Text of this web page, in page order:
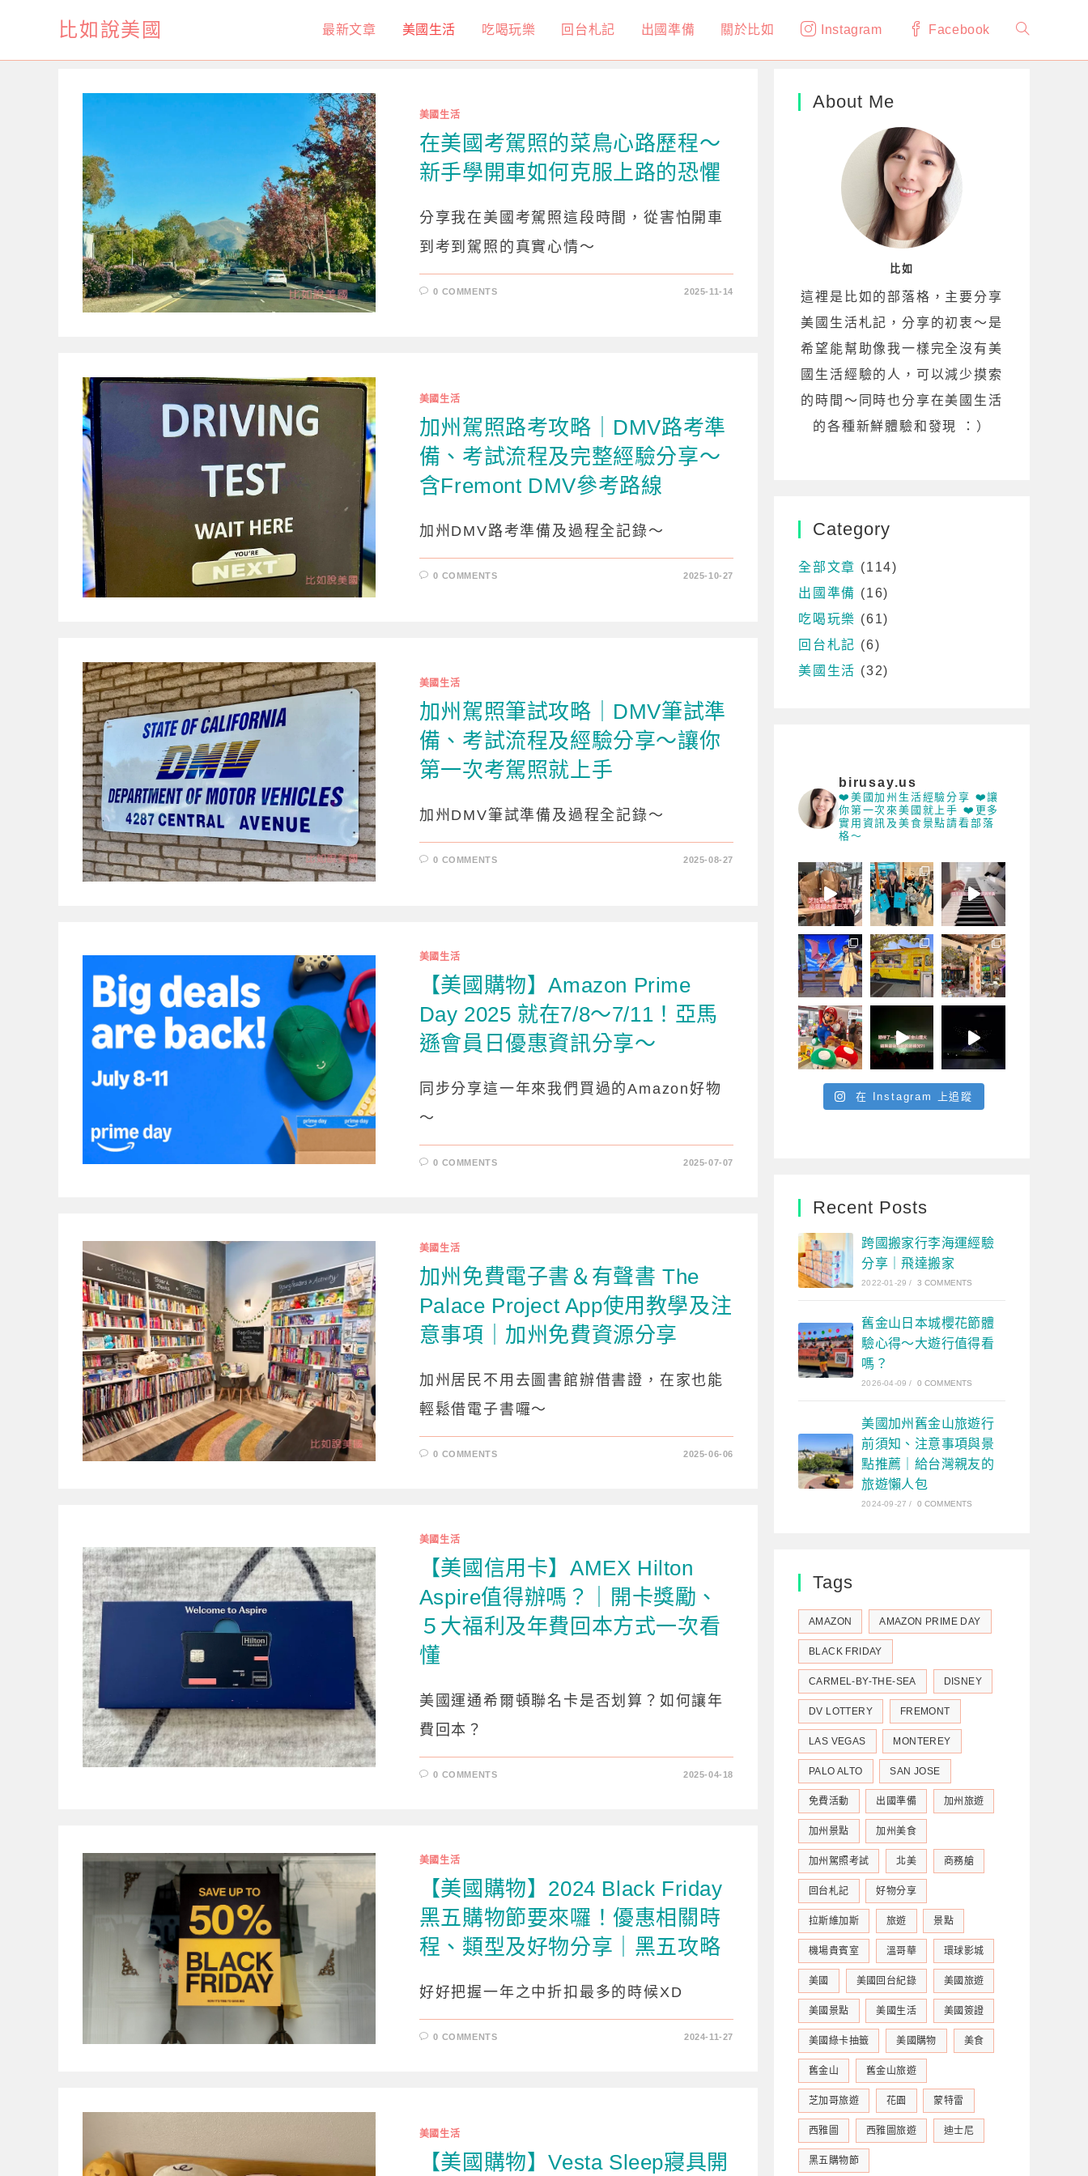
比如說美國 最新文章 美國生活 吃喝玩樂 回台札記 出國準備 關於比如 Instagram Facebook Toggle
美國生活
在美國考駕照的菜鳥心路歷程～
新手學開車如何克服上路的恐懼
分享我在美國考駕照這段時間，從害怕開車
到考到駕照的真實心情～
0 COMMENTS 2025-11-14
美國生活
加州駕照路考攻略｜DMV路考準
備、考試流程及完整經驗分享～
含Fremont DMV參考路線
加州DMV路考準備及過程全記錄～
0 COMMENTS 2025-10-27
美國生活
加州駕照筆試攻略｜DMV筆試準
備、考試流程及經驗分享～讓你
第一次考駕照就上手
加州DMV筆試準備及過程全記錄～
0 COMMENTS 2025-08-27
美國生活
【美國購物】Amazon Prime
Day 2025 就在7/8～7/11！亞馬
遜會員日優惠資訊分享～
同步分享這一年來我們買過的Amazon好物
～
0 COMMENTS 2025-07-07
美國生活
加州免費電子書＆有聲書 The
Palace Project App使用教學及注
意事項｜加州免費資源分享
加州居民不用去圖書館辦借書證，在家也能
輕鬆借電子書囉～
0 COMMENTS 2025-06-06
美國生活
【美國信用卡】AMEX Hilton
Aspire值得辦嗎？｜開卡獎勵、
５大福利及年費回本方式一次看
懂
美國運通希爾頓聯名卡是否划算？如何讓年
費回本？
0 COMMENTS 2025-04-18
美國生活
【美國購物】2024 Black Friday
黑五購物節要來囉！優惠相關時
程、類型及好物分享｜黑五攻略
好好把握一年之中折扣最多的時候XD
0 COMMENTS 2024-11-27
美國生活
【美國購物】Vesta Sleep寢具開
About Me
比如
這裡是比如的部落格，主要分享
美國生活札記，分享的初衷～是
希望能幫助像我一樣完全沒有美
國生活經驗的人，可以減少摸索
的時間～同時也分享在美國生活
的各種新鮮體驗和發現 ：）
Category
全部文章 (114)
出國準備 (16)
吃喝玩樂 (61)
回台札記 (6)
美國生活 (32)
birusay.us
❤️美國加州生活經驗分享 ❤️讓
你第一次來美國就上手 ❤️更多
實用資訊及美食景點請看部落
格～
在 Instagram 上追蹤
Recent Posts
跨國搬家行李海運經驗
分享｜飛達搬家
2022-01-29 / 3 COMMENTS
舊金山日本城櫻花節體
驗心得～大遊行值得看
嗎？
2026-04-09 / 0 COMMENTS
美國加州舊金山旅遊行
前須知、注意事項與景
點推薦｜給台灣親友的
旅遊懶人包
2024-09-27 / 0 COMMENTS
Tags
AMAZON AMAZON PRIME DAY
BLACK FRIDAY
CARMEL-BY-THE-SEA DISNEY
DV LOTTERY FREMONT
LAS VEGAS MONTEREY
PALO ALTO SAN JOSE
免費活動 出國準備 加州旅遊
加州景點 加州美食
加州駕照考試 北美 商務艙
回台札記 好物分享
拉斯維加斯 旅遊 景點
機場貴賓室 溫哥華 環球影城
美國 美國回台紀錄 美國旅遊
美國景點 美國生活 美國簽證
美國綠卡抽籤 美國購物 美食
舊金山 舊金山旅遊
芝加哥旅遊 花園 蒙特雷
西雅圖 西雅圖旅遊 迪士尼
黑五購物節